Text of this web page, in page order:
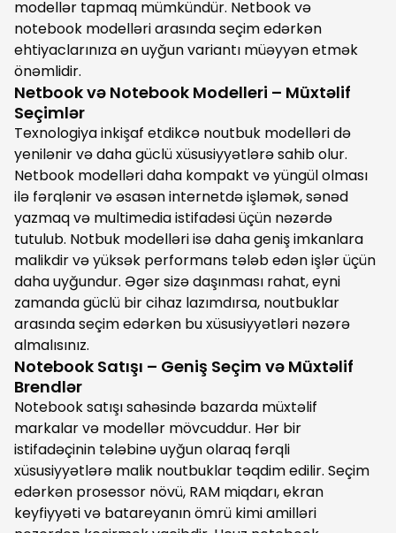
modellər tapmaq mümkündür. Netbook və
notebook modelləri arasında seçim edərkən
ehtiyaclarınıza ən uyğun variantı müəyyən etmək
önəmlidir.
Netbook və Notebook Modelleri – Müxtəlif
Seçimlər
Texnologiya inkişaf etdikcə noutbuk modelləri də
yenilənir və daha güclü xüsusiyyətlərə sahib olur.
Netbook modelləri daha kompakt və yüngül olması
ilə fərqlənir və əsasən internetdə işləmək, sənəd
yazmaq və multimedia istifadəsi üçün nəzərdə
tutulub. Notbuk modelləri isə daha geniş imkanlara
malikdir və yüksək performans tələb edən işlər üçün
daha uyğundur. Əgər sizə daşınması rahat, eyni
zamanda güclü bir cihaz lazımdırsa, noutbuklar
arasında seçim edərkən bu xüsusiyyətləri nəzərə
almalısınız.
Notebook Satışı – Geniş Seçim və Müxtəlif
Brendlər
Notebook satışı sahəsində bazarda müxtəlif
markalar və modellər mövcuddur. Hər bir
istifadəçinin tələbinə uyğun olaraq fərqli
xüsusiyyətlərə malik noutbuklar təqdim edilir. Seçim
edərkən prosessor növü, RAM miqdarı, ekran
keyfiyyəti və batareyanın ömrü kimi amilləri